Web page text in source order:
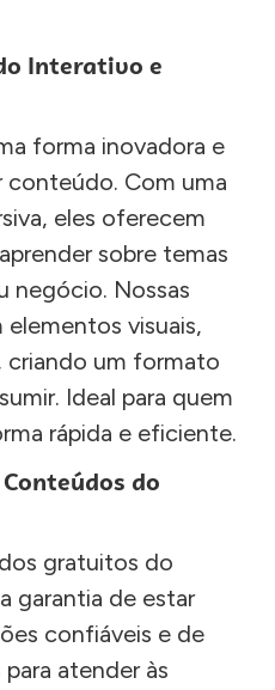
Interativo e
forma inovadora e
conteúdo. Com uma
eles oferecem
sobre temas
negócio. Nossas
visuais,
um formato
Ideal para quem
rápida e eficiente.
do
gratuitos do
garantia de estar
confiáveis e de
atender às